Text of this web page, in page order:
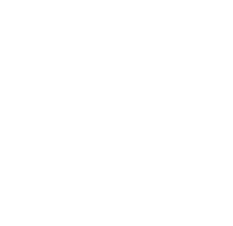
Änderungen,